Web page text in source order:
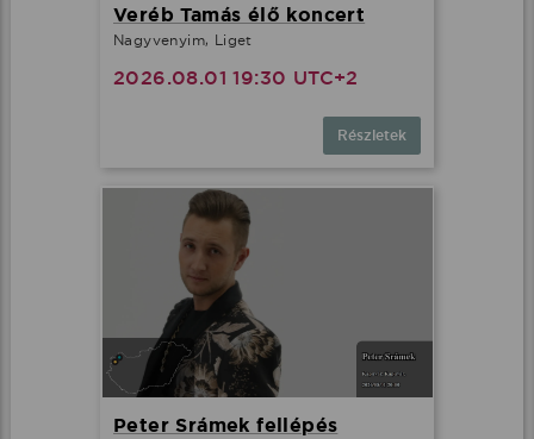
Veréb Tamás élő koncert
Nagyvenyim, Liget
2026.08.01 19:30 UTC+2
Részletek
Peter Srámek fellépés